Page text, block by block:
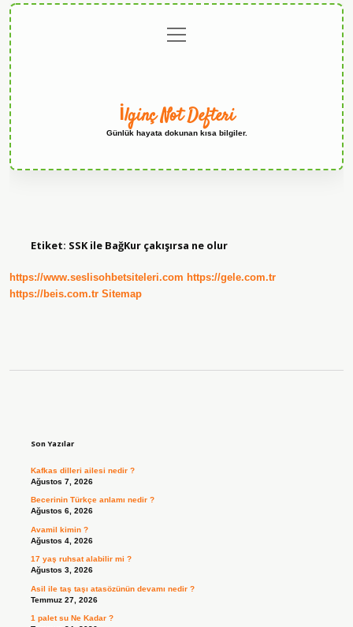
menüyü
aç
İlginç Not Defteri
Günlük hayata dokunan kısa bilgiler.
Etiket: SSK ile BağKur çakışırsa ne olur
https://www.seslisohbetsiteleri.com https://gele.com.tr
https://beis.com.tr Sitemap
Son Yazılar
Kafkas dilleri ailesi nedir ?
Ağustos 7, 2026
Becerinin Türkçe anlamı nedir ?
Ağustos 6, 2026
Avamil kimin ?
Ağustos 4, 2026
17 yaş ruhsat alabilir mi ?
Ağustos 3, 2026
Asil ile taş taşı atasözünün devamı nedir ?
Temmuz 27, 2026
1 palet su Ne Kadar ?